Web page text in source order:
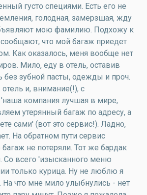
густо специями. Есть его не
голодная, замерзшая, жду
мою фамилию. Подхожу к
что мой багаж приедет
Как оказалось, меня вообще нет
Мило, еду в отель, оставив
без зубной пасты, одежды и проч.
и, внимание(!), с
компания лучшая в мире,
утерянный багаж по адресу, а
сами' (вот это сервис!). Ладно,
На обратном пути сервис
не потеряли. Тот же бардак
Со всего 'изысканного меню
только курица. Ну не люблю я
На что мне мило улыбнулись - нет